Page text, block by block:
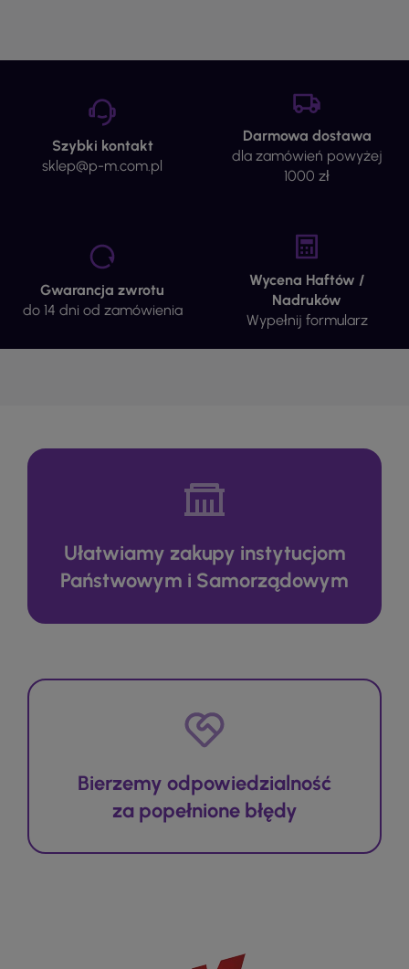
Szybki kontakt
sklep@p-m.com.pl
Darmowa dostawa
dla zamówień powyżej
1000 zł
Gwarancja zwrotu
do 14 dni od zamówienia
Wycena Haftów /
Nadruków
Wypełnij formularz
Ułatwiamy zakupy instytucjom
Państwowym i Samorządowym
Bierzemy odpowiedzialność
za popełnione błędy